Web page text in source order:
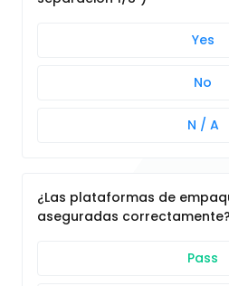
Yes
No
N / A
¿Las plataformas de
aseguradas correctamente?
Pass